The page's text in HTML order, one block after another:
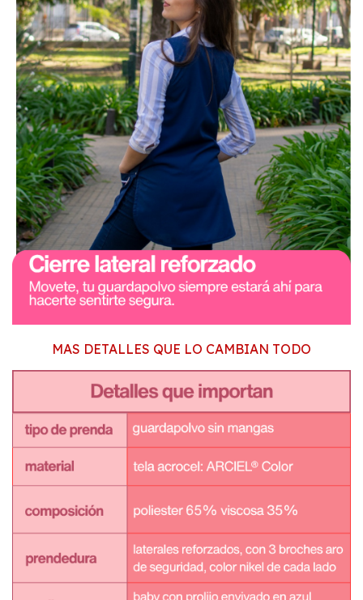
MAS DETALLES QUE LO CAMBIAN TODO